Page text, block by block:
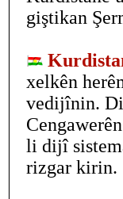
giştikan
xelkên
vedijînin. Di
li dijî
rizgar kirin.